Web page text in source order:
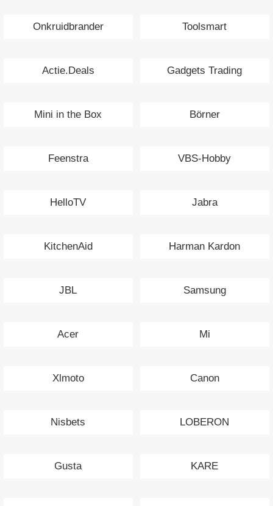
Onkruidbrander Toolsmart
Actie.Deals Gadgets Trading
Mini in the Box Börner
Feenstra VBS-Hobby
HelloTV Jabra
KitchenAid Harman Kardon
JBL Samsung
Acer Mi
Xlmoto Canon
Nisbets LOBERON
Gusta KARE